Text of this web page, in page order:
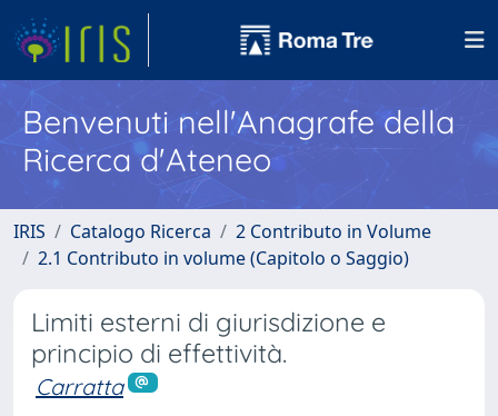
Benvenuti nell'Anagrafe della
Ricerca d'Ateneo
IRIS Catalogo Ricerca
2 Contributo in Volume
2.1 Contributo in volume (Capitolo o Saggio)
Limiti esterni di giurisdizione e
principio di effettività.
Carratta